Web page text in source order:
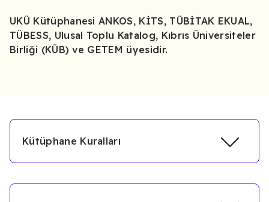
UKÜ Kütüphanesi ANKOS, KİTS, TÜBİTAK EKUAL,
TÜBESS, Ulusal Toplu Katalog, Kıbrıs Üniversiteler
Birliği (KÜB) ve GETEM üyesidir.
Kütüphane Kuralları